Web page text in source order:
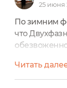
25 июня
По зимним
что
хотя в
различных
Читать